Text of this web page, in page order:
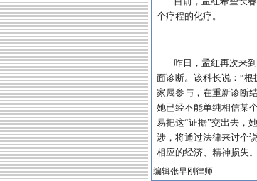
个疗程的化疗。
昨日，孟红再次来
面诊断。该科长说：“
家属参与，在重新诊断
她已经不能单纯相信某
易把这“证据”交出去，
涉，将通过法律来讨个
相应的经济、精神损失
编辑张早刚律师